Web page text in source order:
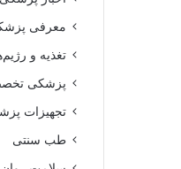
معرفی
تغذیه و
پزشکی
تجهیزات
طب سنتی